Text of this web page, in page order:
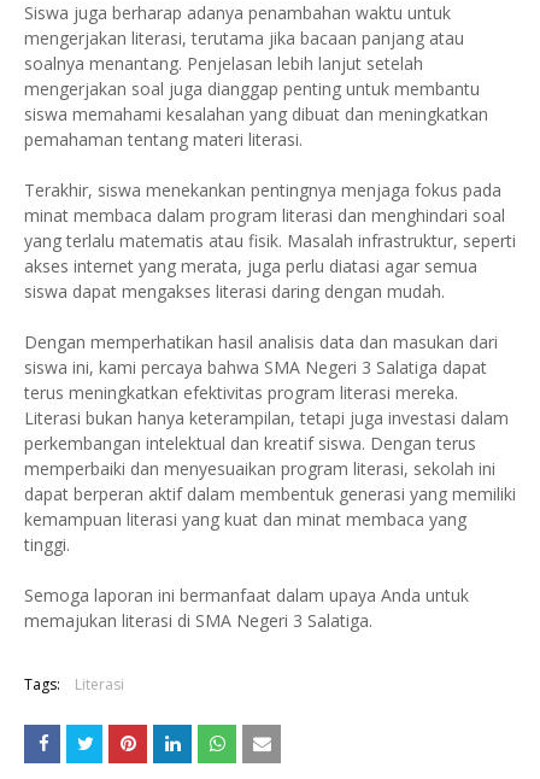
Siswa juga berharap adanya penambahan waktu untuk
mengerjakan literasi, terutama jika bacaan panjang atau
soalnya menantang. Penjelasan lebih lanjut setelah
mengerjakan soal juga dianggap penting untuk membantu
siswa memahami kesalahan yang dibuat dan meningkatkan
pemahaman tentang materi literasi.
Terakhir, siswa menekankan pentingnya menjaga fokus pada
minat membaca dalam program literasi dan menghindari soal
yang terlalu matematis atau fisik. Masalah infrastruktur, seperti
akses internet yang merata, juga perlu diatasi agar semua
siswa dapat mengakses literasi daring dengan mudah.
Dengan memperhatikan hasil analisis data dan masukan dari
siswa ini, kami percaya bahwa SMA Negeri 3 Salatiga dapat
terus meningkatkan efektivitas program literasi mereka.
Literasi bukan hanya keterampilan, tetapi juga investasi dalam
perkembangan intelektual dan kreatif siswa. Dengan terus
memperbaiki dan menyesuaikan program literasi, sekolah ini
dapat berperan aktif dalam membentuk generasi yang memiliki
kemampuan literasi yang kuat dan minat membaca yang
tinggi.
Semoga laporan ini bermanfaat dalam upaya Anda untuk
memajukan literasi di SMA Negeri 3 Salatiga.
Tags: Literasi